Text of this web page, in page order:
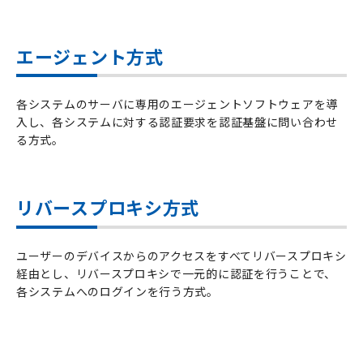
エージェント方式
各システムのサーバに専用のエージェントソフトウェアを導
入し、各システムに対する認証要求を認証基盤に問い合わせ
る方式。
リバースプロキシ方式
ユーザーのデバイスからのアクセスをすべてリバースプロキシ
経由とし、リバースプロキシで一元的に認証を行うことで、
各システムへのログインを行う方式。